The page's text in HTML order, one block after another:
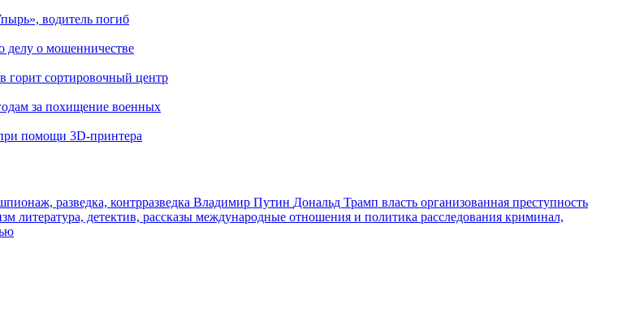
водитель погиб
делу о мошенничестве
горит сортировочный центр
за похищение военных
помощи 3D‑принтера
разведка, контрразведка Владимир Путин Дональд Трамп власть организованная преступность
литература, детектив, рассказы международные отношения и политика расследования криминал,